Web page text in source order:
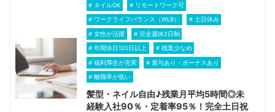
ネイルOK リモートワーク可
ワークライフバランス（WLB） 土日休み
女性が活躍 完全週休2日制
年間休日120日以上 残業少なめ
福利厚生が充実 賞与あり・ボーナスあり
離職率が低い
髪型・ネイル自由♪残業月平均5時間◎未
経験入社90％・定着率95％！完全土日祝